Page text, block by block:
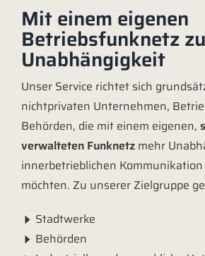
Mit einem eigenen
Betriebsfunknetz
Unabhängigkeit
Unser Service richtet sich
nichtprivaten Unternehmen,
Behörden, die mit einem eigenen,
verwalteten Funknetzmehr
innerbetrieblichen
möchten. Zu unserer Zielgruppe
Stadtwerke
Behörden